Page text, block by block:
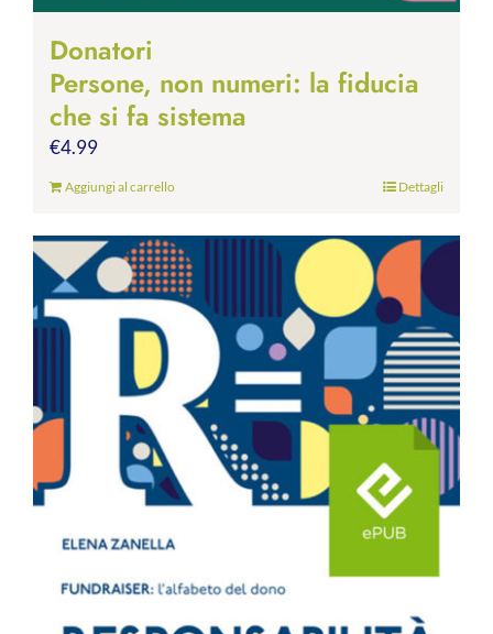
Donatori
Persone, non numeri: la fiducia
che si fa sistema
€4.99
Aggiungi al carrello Dettagli